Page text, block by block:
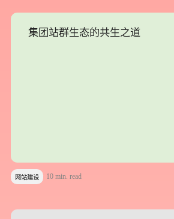
集团站群生态的共生之道
集团站群生态的共生之道
网站建设 10 min. read